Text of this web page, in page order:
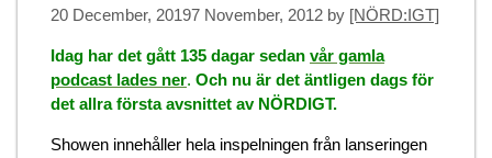
20 December, 20197 November, 2012 by [NÖRD:IGT]
Idag har det gått 135 dagar sedan vår gamla
podcast lades ner. Och nu är det äntligen dags för
det allra första avsnittet av NÖRDIGT.
Showen innehåller hela inspelningen från lanseringen